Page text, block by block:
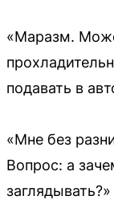
«Маразм.
подавать в
«Мне без
Вопрос: а